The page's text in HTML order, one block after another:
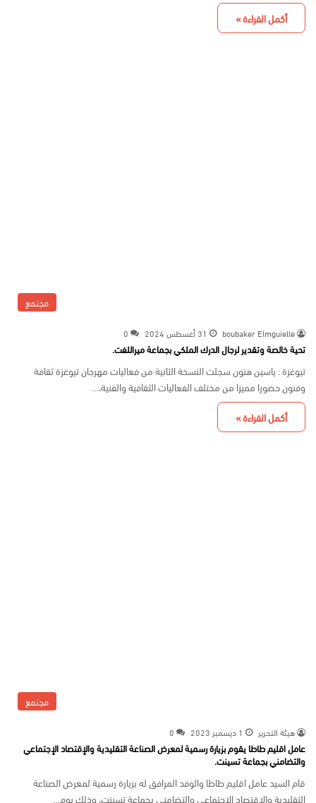
أكمل القراءة »
مجتمع
boubaker Elmguielle 31 أغسطس 2024 0
تحية خالصة وتقدير لرجال الدرك الملكي بجماعة ميراللفت.
تيوغزة : ياسين هنون سجلت النسخة الثانية من فعاليات مهرجان تيوغزة ثقافة
وفنون حضورا مميزا من مختلف الفعاليات الثقافية والفنية،…
أكمل القراءة »
مجتمع
هيئة التحرير 1 ديسمبر 2023 0
عامل اقليم طاطا يقوم بزیارة رسمیة لمعرض الصناعة التقلیدیة والإقتصاد الإجتماعي
والتضامني بجماعة تسینت.
قام السيد عامل اقلیم طاطا والوفد المرافق له بزیارة رسمیة لمعرض الصناعة
التقلیدیة والإقتصاد الإجتماعي والتضامني بجماعة تسینت، وذلك یوم…